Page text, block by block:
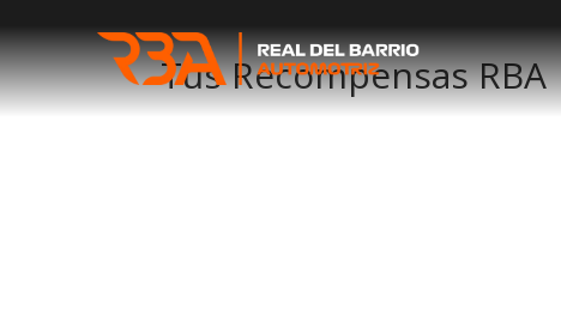
Tus Recompensas RBA